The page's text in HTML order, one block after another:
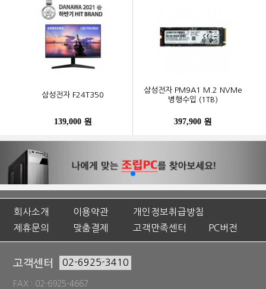
삼성전자 F24T350
139,000 원
삼성전자 PM9A1 M.2 NVMe
병행수입 (1TB)
397,900 원
회사소개 이용약관
개인정보취급방침
제휴문의
맞춤결제 고객만족센터 PC버전
고객센터 02-6925-3410
FAX : 02-6925-4667